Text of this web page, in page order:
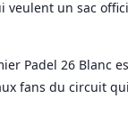
veulent un sac
Padel 26 Blanc
fans du circuit